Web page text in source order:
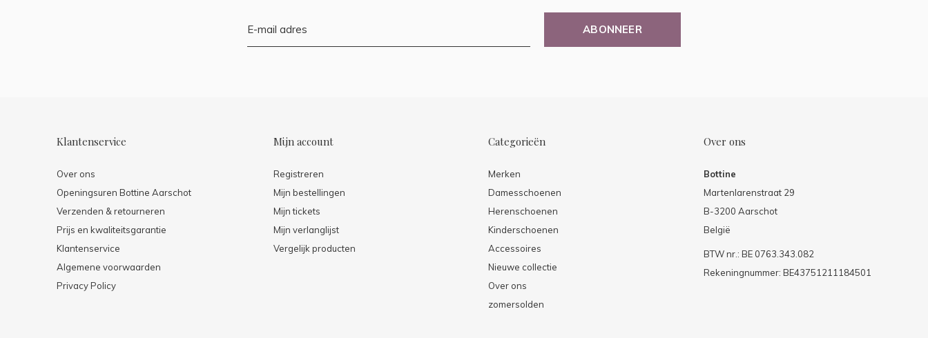
ABONNEER
Klantenservice
Over ons
Openingsuren Bottine Aarschot
Verzenden & retourneren
Prijs en kwaliteitsgarantie
Klantenservice
Algemene voorwaarden
Privacy Policy
Mijn account
Registreren
Mijn bestellingen
Mijn tickets
Mijn verlanglijst
Vergelijk producten
Categorieën
Merken
Damesschoenen
Herenschoenen
Kinderschoenen
Accessoires
Nieuwe collectie
Over ons
zomersolden
Over ons
Bottine
Martenlarenstraat 29
B-3200 Aarschot
België
BTW nr.: BE 0763.343.082
Rekeningnummer: BE43751211184501